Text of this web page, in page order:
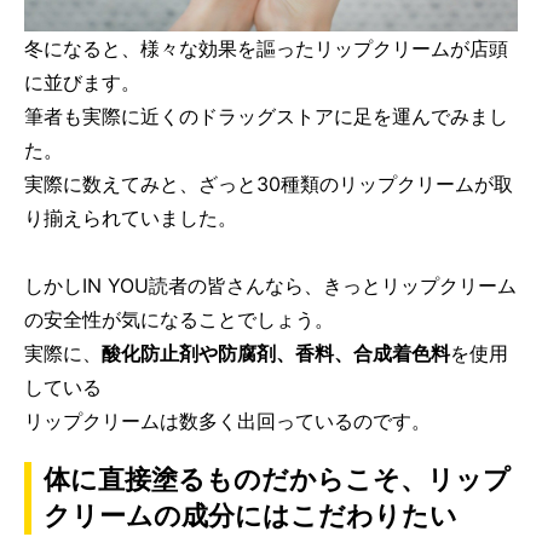
冬になると、様々な効果を謳ったリップクリームが店頭
に並びます。
筆者も実際に近くのドラッグストアに足を運んでみまし
た。
実際に数えてみと、ざっと30種類のリップクリームが取
り揃えられていました。
しかしIN YOU読者の皆さんなら、きっとリップクリーム
の安全性が気になることでしょう。
実際に、 酸化防止剤や防腐剤、香料、合成着色料を使用
している
リップクリームは数多く出回っているのです。
体に直接塗るものだからこそ、リップ
クリームの成分にはこだわりたい